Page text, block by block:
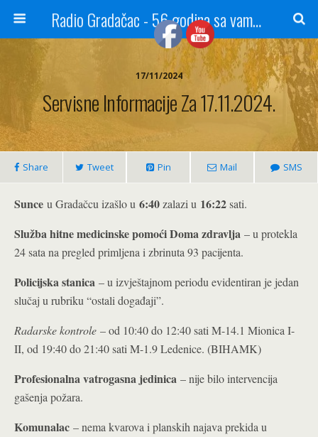
Radio Gradačac - 56 godina sa vama...
17/11/2024
Servisne Informacije Za 17.11.2024.
Share Tweet Pin Mail SMS
Sunce u Gradačcu izašlo u 6:40zalazi u 16:22sati.
Služba hitne medicinske pomoći Doma zdravlja – u protekla
24 sata na pregled primljena i zbrinuta 93 pacijenta.
Policijska stanica – u izvještajnom periodu evidentiran je jedan
slučaj u rubriku “ostali događaji”.
Radarske kontrole – od 10:40 do 12:40 sati M-14.1 Mionica I-
II, od 19:40 do 21:40 sati M-1.9 Ledenice. (BIHAMK)
Profesionalna vatrogasna jedinica – nije bilo intervencija
gašenja požara.
Komunalac – nema kvarova i planskih najava prekida u